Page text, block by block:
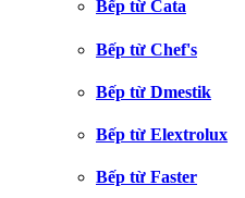
Bếp từ Cata
Bếp từ Chef's
Bếp từ Dmestik
Bếp từ Elextrolux
Bếp từ Faster